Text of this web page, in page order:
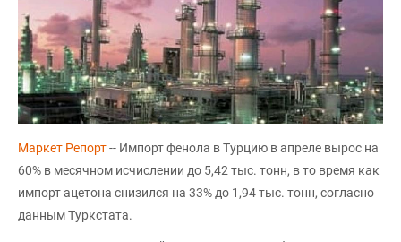
Маркет Репорт-- Импорт фенола в Турцию в апреле вырос на
60% в месячном исчислении до 5,42 тыс. тонн, в то время как
импорт ацетона снизился на 33% до 1,94 тыс. тонн, согласно
данным Туркстата.